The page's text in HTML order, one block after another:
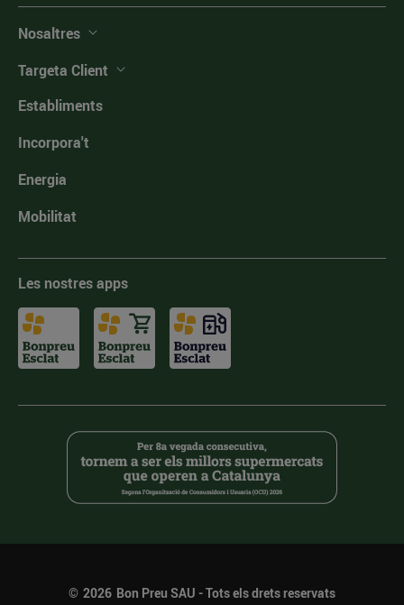
Nosaltres
Targeta Client
Establiments
Incorpora't
Energia
Mobilitat
Les nostres apps
© 2026 Bon Preu SAU - Tots els drets reservats